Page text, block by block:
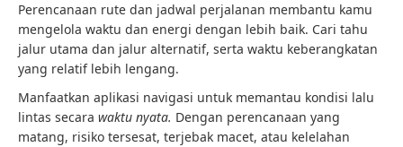
Perencanaan rute dan jadwal perjalanan membantu kamu
mengelola waktu dan energi dengan lebih baik. Cari tahu
jalur utama dan jalur alternatif, serta waktu keberangkatan
yang relatif lebih lengang.
Manfaatkan aplikasi navigasi untuk memantau kondisi lalu
lintas secara waktu nyata. Dengan perencanaan yang
matang, risiko tersesat, terjebak macet, atau kelelahan